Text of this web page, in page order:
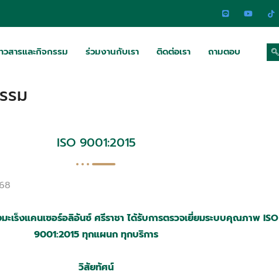
วสารและกิจกรรม ร่วมงานกับเรา ติดต่อเรา ถามตอบ
รม
ISO 9001:2015
ะเร็งแคนเซอร์อลิอันซ์ ศรีราชา ได้รับการตรวจเยี่ยมระบบคุณภาพ ISO
9001:2015 ทุกแผนก ทุกบริการ
วิสัยทัศน์